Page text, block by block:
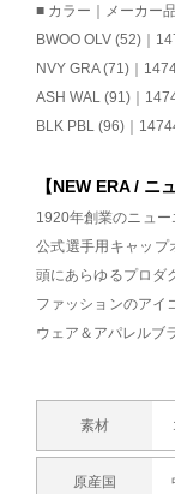
■ カラー｜メーカー
BWOO OLV (52)｜
NVY GRA (71)｜
ASH WAL (91)｜
BLK PBL (96)｜
【NEW ERA / ニ
1920年創業のニュ
公式選手用キャップ
頭にあらゆるプロダ
ファッションのアイ
ウェア＆アパレルブ
素材
原産国